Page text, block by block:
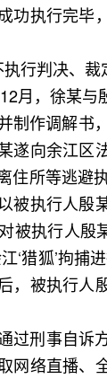
功执行完毕
行判决、裁
，徐某与
制作调解书
遂向余江区
住所等逃避
被执行人殷
被执行人殷
‘猎狐’拘捕
，被执行人
刑事自诉
网络直播、